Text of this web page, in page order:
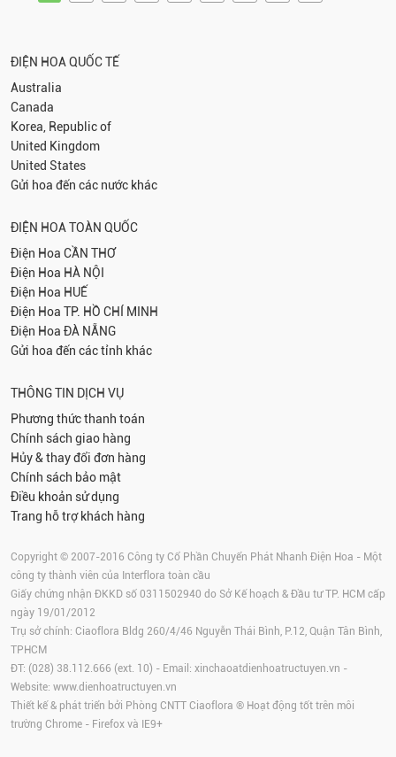
ĐIỆN HOA QUỐC TẾ
Australia
Canada
Korea, Republic of
United Kingdom
United States
Gửi hoa đến các nước khác
ĐIỆN HOA TOÀN QUỐC
Điện Hoa CẦN THƠ
Điện Hoa HÀ NỘI
Điện Hoa HUẾ
Điện Hoa TP. HỒ CHÍ MINH
Điện Hoa ĐÀ NẴNG
Gửi hoa đến các tỉnh khác
THÔNG TIN DỊCH VỤ
Phương thức thanh toán
Chính sách giao hàng
Hủy & thay đổi đơn hàng
Chính sách bảo mật
Điều khoản sử dụng
Trang hỗ trợ khách hàng
Copyright © 2007-2016 Công ty Cổ Phần Chuyển Phát Nhanh Điện Hoa - Một
công ty thành viên của Interflora toàn cầu
Giấy chứng nhận ĐKKD số 0311502940 do Sở Kế hoạch & Đầu tư TP. HCM cấp
ngày 19/01/2012
Trụ sở chính: Ciaoflora Bldg 260/4/46 Nguyễn Thái Bình, P.12, Quận Tân Bình,
TPHCM
ĐT: (028) 38.112.666 (ext. 10) - Email: xinchaoatdienhoatructuyen.vn -
Website: www.dienhoatructuyen.vn
Thiết kế & phát triển bởi Phòng CNTT Ciaoflora ® Hoạt động tốt trên môi
trường Chrome - Firefox và IE9+